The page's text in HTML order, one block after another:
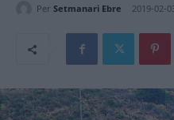
Per Setmanari Ebre 2019-02-